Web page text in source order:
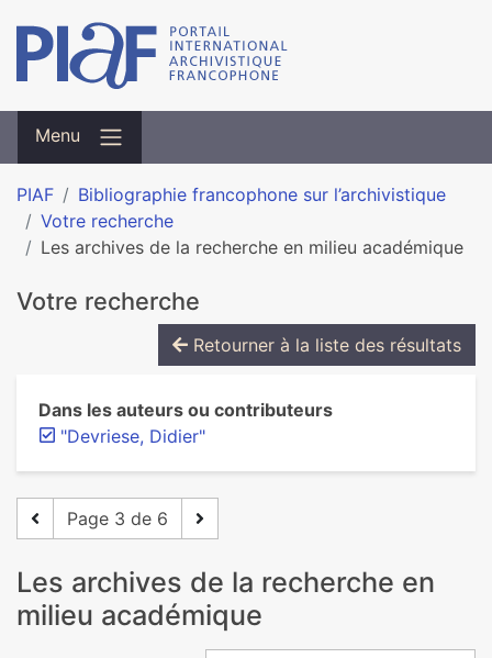
Menu
PIAF
Bibliographie francophone sur l’archivistique
Votre recherche
Les archives de la recherche en milieu académique
Votre recherche
Retourner à la liste des résultats
Dans les auteurs ou contributeurs
"Devriese, Didier"
Page 3 de 6
Les archives de la recherche en
milieu académique